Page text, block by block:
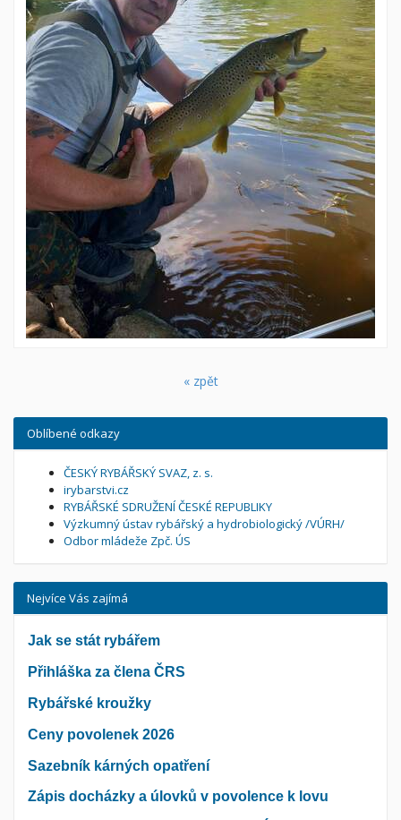
« zpět
Oblíbené odkazy
ČESKÝ RYBÁŘSKÝ SVAZ, z. s.
irybarstvi.cz
RYBÁŘSKÉ SDRUŽENÍ ČESKÉ REPUBLIKY
Výzkumný ústav rybářský a hydrobiologický /VÚRH/
Odbor mládeže Zpč. ÚS
Nejvíce Vás zajímá
Jak se stát rybářem
Přihláška za člena ČRS
Rybářské kroužky
Ceny povolenek 2026
Sazebník kárných opatření
Zápis docházky a úlovků v povolence k lovu